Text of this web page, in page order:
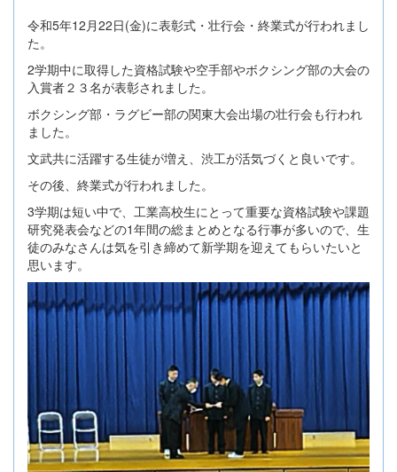
令和5年12月22日(金)に表彰式・壮行会・終業式が行われまし
た。
2学期中に取得した資格試験や空手部やボクシング部の大会の
入賞者２３名が表彰されました。
ボクシング部・ラグビー部の関東大会出場の壮行会も行われ
ました。
文武共に活躍する生徒が増え、渋工が活気づくと良いです。
その後、終業式が行われました。
3学期は短い中で、工業高校生にとって重要な資格試験や課題
研究発表会などの1年間の総まとめとなる行事が多いので、生
徒のみなさんは気を引き締めて新学期を迎えてもらいたいと
思います。